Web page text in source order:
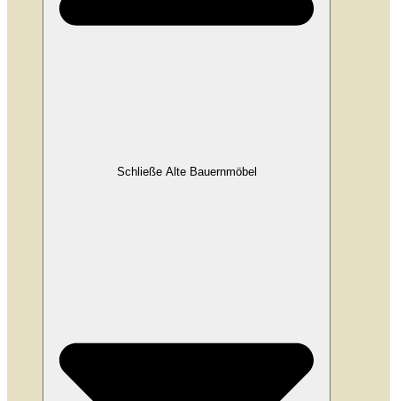
Schließe Alte Bauernmöbel